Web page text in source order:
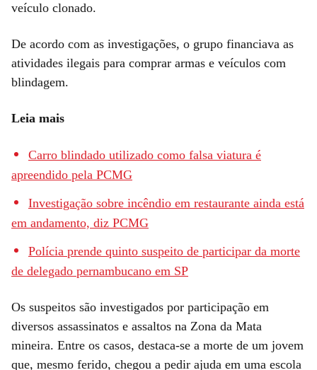
veículo clonado.
De acordo com as investigações, o grupo financiava as
atividades ilegais para comprar armas e veículos com
blindagem.
Leia mais
Carro blindado utilizado como falsa viatura é
apreendido pela PCMG
Investigação sobre incêndio em restaurante ainda está
em andamento, diz PCMG
Polícia prende quinto suspeito de participar da morte
de delegado pernambucano em SP
Os suspeitos são investigados por participação em
diversos assassinatos e assaltos na Zona da Mata
mineira. Entre os casos, destaca-se a morte de um jovem
que, mesmo ferido, chegou a pedir ajuda em uma escola